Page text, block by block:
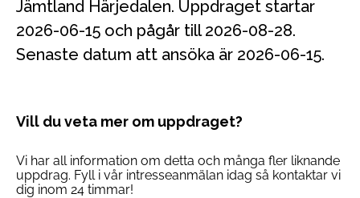
Jämtland Härjedalen. Uppdraget startar
2026-06-15 och pågår till 2026-08-28.
Senaste datum att ansöka är 2026-06-15.
Vill du veta mer om uppdraget?
Vi har all information om detta och många fler liknande
uppdrag. Fyll i vår intresseanmälan idag så kontaktar vi
dig inom 24 timmar!